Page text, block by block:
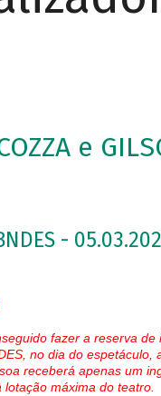
e
-
fazer a reserva
no dia do
receberá apenas um
máxima do teatro.